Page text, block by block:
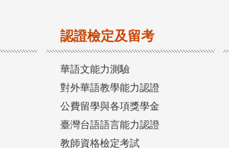
認證檢定及留考
華語文能力測驗
對外華語教學能力認證
公費留學與各項獎學金
臺灣台語語言能力認證
教師資格檢定考試